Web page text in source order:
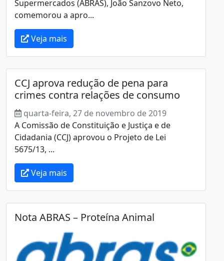
Supermercados (ABRAS), João Sanzovo Neto,
comemorou a apro...
Veja mais
CCJ aprova redução de pena para
crimes contra relações de consumo
quarta-feira, 27 de novembro de 2019
A Comissão de Constituição e Justiça e de
Cidadania (CCJ) aprovou o Projeto de Lei
5675/13, ...
Veja mais
Nota ABRAS – Proteína Animal